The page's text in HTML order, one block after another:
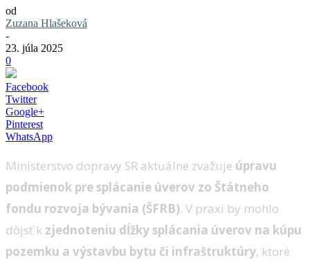
od
Zuzana Hlašeková
-
23. júla 2025
0
Facebook
Twitter
Google+
Pinterest
WhatsApp
Ministerstvo dopravy SR aktuálne zvažuje úpravu
podmienok pre splácanie úverov zo Štátneho
fondu rozvoja bývania (ŠFRB). V praxi by mohlo
dôjsť k zjednoteniu dĺžky splácania úverov na kúpu
pozemku a výstavbu bytu či infraštruktúry, ktoré